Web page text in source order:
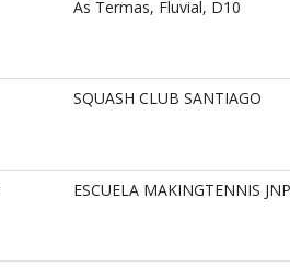
As Termas, Fluvial, D10
SQUASH CLUB SANTIAGO
ESCUELA MAKINGTENNIS JNP